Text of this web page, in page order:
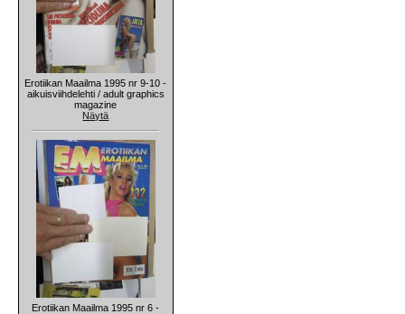
Erotiikan Maailma 1995 nr 9-10 -
aikuisviihdelehti / adult graphics
magazine
Näytä
Erotiikan Maailma 1995 nr 6 -